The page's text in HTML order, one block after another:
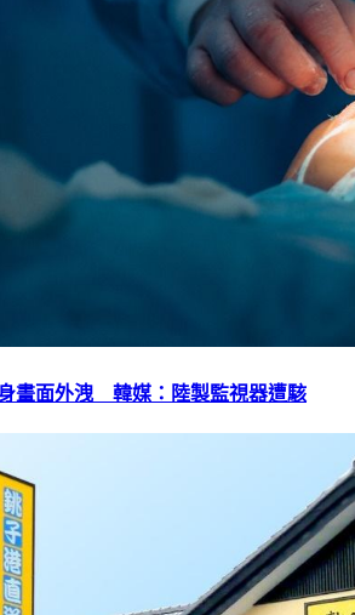
畫面外洩 韓媒：陸製監視器遭駭